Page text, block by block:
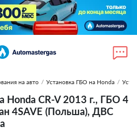
на авто / Установка ГБО на Honda /
Honda CR-V 2013 г., ГБО 4
4SAVE (Польша), ДВС